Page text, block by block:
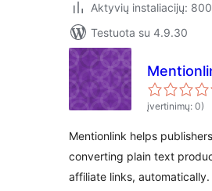
Aktyvių instaliacijų:
Testuota su 4.9.30
įvertinimų: 0)
Mentionlink helps
converting plain text
affiliate links,